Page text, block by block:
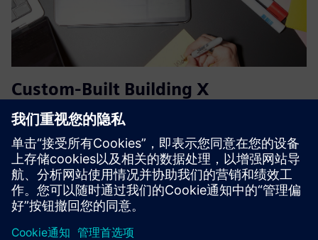
Custom-Built Building X
Integration
将 Building X 与您的现有应用程序无缝集成
了解更多信息